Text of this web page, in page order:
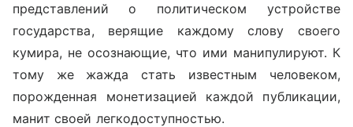
представлений о политическом устройстве
государства, верящие каждому слову своего
кумира, не осознающие, что ими манипулируют. К
тому же жажда стать известным человеком,
порожденная монетизацией каждой публикации,
манит своей легкодоступностью.